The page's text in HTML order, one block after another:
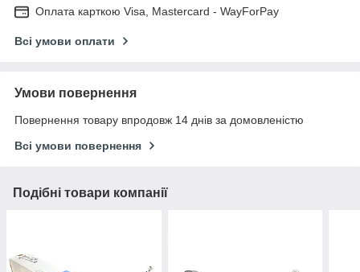
Оплата карткою Visa, Mastercard - WayForPay
Всі умови оплати
Умови повернення
Повернення товару впродовж 14 днів за домовленістю
Всі умови повернення
Подібні товари компанії